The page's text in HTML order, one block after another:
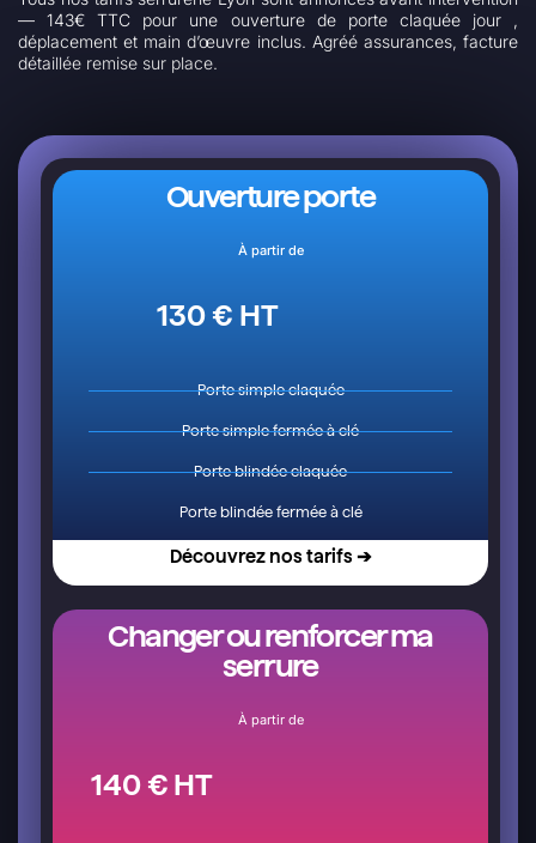
— 143€ TTC pour une ouverture de porte claquée jour ,
déplacement et main d’œuvre inclus. Agréé assurances, facture
détaillée remise sur place.
Ouverture porte
À partir de
130 € HT
Porte simple claquée
Porte simple fermée à clé
Porte blindée claquée
Porte blindée fermée à clé
Découvrez nos tarifs ➔
Changer ou renforcer ma
serrure
À partir de
140 € HT